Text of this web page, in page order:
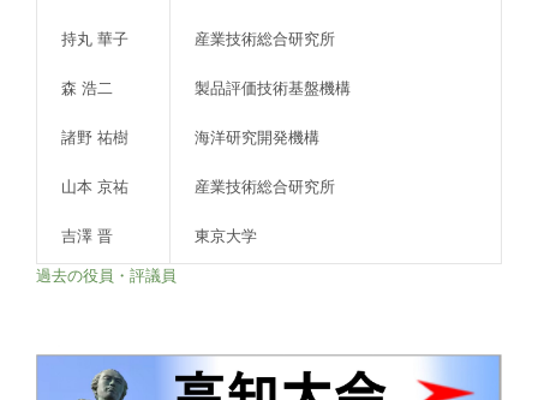
持丸 華子 産業技術総合研究所
森 浩二 製品評価技術基盤機構
諸野 祐樹 海洋研究開発機構
山本 京祐 産業技術総合研究所
吉澤 晋 東京大学
過去の役員・評議員